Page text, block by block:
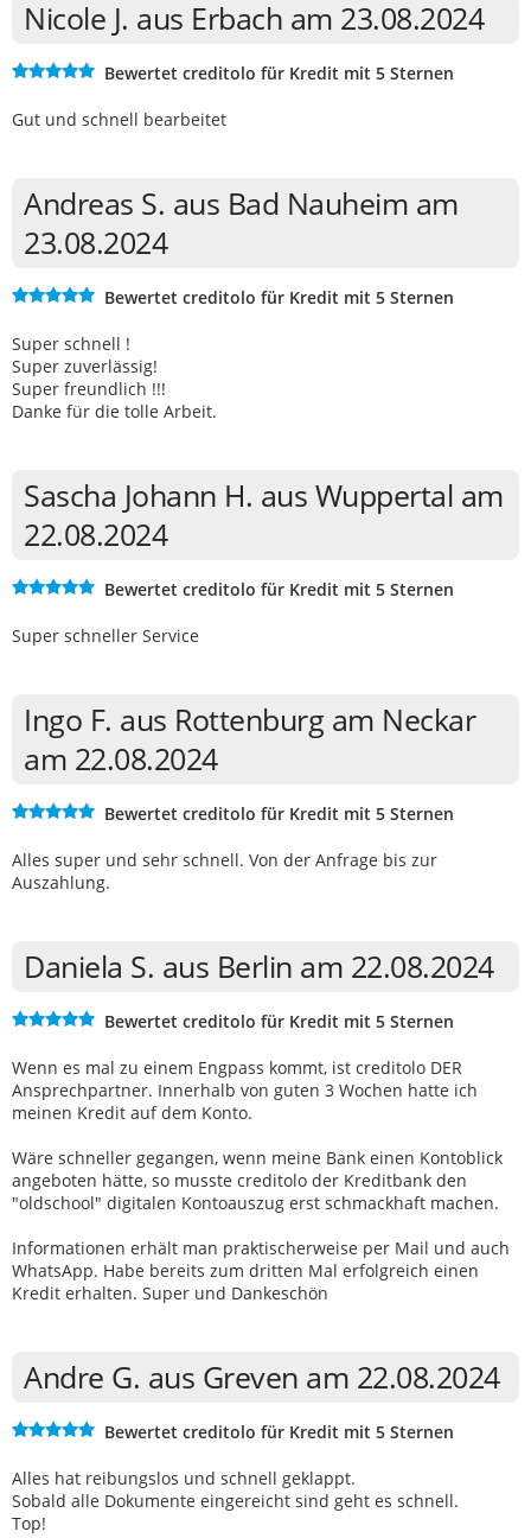
Nicole J. aus Erbach am 23.08.2024
Bewertet creditolo für Kredit mit 5 Sternen
Gut und schnell bearbeitet
Andreas S. aus Bad Nauheim am
23.08.2024
Bewertet creditolo für Kredit mit 5 Sternen
Super schnell !
Super zuverlässig!
Super freundlich !!!
Danke für die tolle Arbeit.
Sascha Johann H. aus Wuppertal am
22.08.2024
Bewertet creditolo für Kredit mit 5 Sternen
Super schneller Service
Ingo F. aus Rottenburg am Neckar
am 22.08.2024
Bewertet creditolo für Kredit mit 5 Sternen
Alles super und sehr schnell. Von der Anfrage bis zur
Auszahlung.
Daniela S. aus Berlin am 22.08.2024
Bewertet creditolo für Kredit mit 5 Sternen
Wenn es mal zu einem Engpass kommt, ist creditolo DER
Ansprechpartner. Innerhalb von guten 3 Wochen hatte ich
meinen Kredit auf dem Konto.
Wäre schneller gegangen, wenn meine Bank einen Kontoblick
angeboten hätte, so musste creditolo der Kreditbank den
"oldschool" digitalen Kontoauszug erst schmackhaft machen.
Informationen erhält man praktischerweise per Mail und auch
WhatsApp. Habe bereits zum dritten Mal erfolgreich einen
Kredit erhalten. Super und Dankeschön
Andre G. aus Greven am 22.08.2024
Bewertet creditolo für Kredit mit 5 Sternen
Alles hat reibungslos und schnell geklappt.
Sobald alle Dokumente eingereicht sind geht es schnell.
Top!